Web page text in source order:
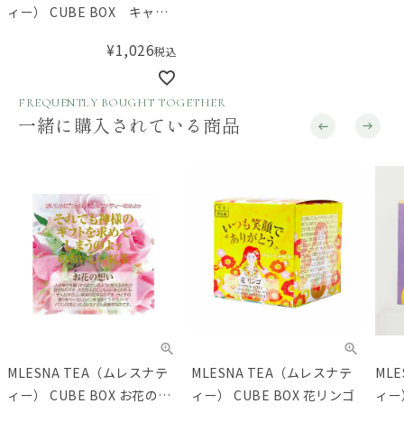
ィー） CUBE BOX キャラ
¥1,026税込
FREQUENTLY BOUGHT TOGETHER
一緒に購入されている商品
MLESNA TEA（ムレスナテ
ィー） CUBE BOX お花の想
MLESNA TEA（ムレスナテ
ィー） CUBE BOX 花リンゴ
ィ